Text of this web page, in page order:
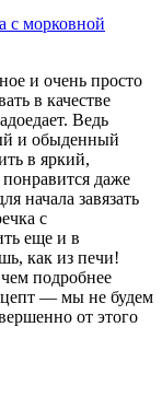
с морковной
и очень просто
в качестве
Ведь
и обыденный
в яркий,
даже
начала завязать
с
еще и в
как из печи!
подробнее
— мы не будем
от этого